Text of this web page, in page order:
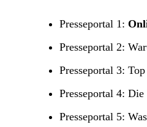
Presseportal 1:
Presseportal 2:
Presseportal 3: Top
Presseportal 4:
Presseportal 5: